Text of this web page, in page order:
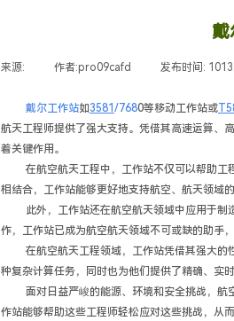
来源: 作者:pro09cafd 发布时间:
戴尔工作站如3581 /7680等移动工作站或
航天工程师提供了强大支持。凭借其高速运算、
着关键作用。
在航空航天工程中，工作站不仅可以帮助
相结合，工作站能够更好地支持航空、航天领域
此外，工作站还在航空航天领域中应用于
作，工作站已成为航空航天领域不可或缺的助手
在航空航天工程领域，工作站凭借其强大
种复杂计算任务，同时也为他们提供了精确、实
面对日益严峻的能源、环境和安全挑战，
作站能够帮助这些工程师轻松应对这些挑战，从